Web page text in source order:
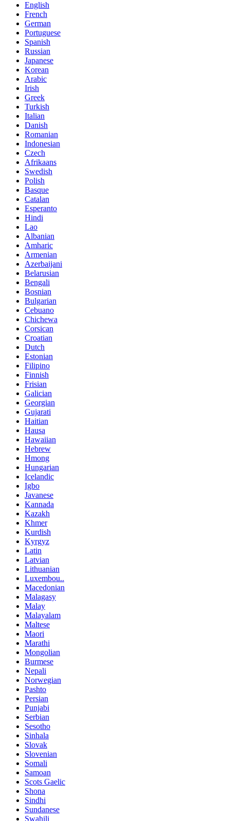
English
French
German
Portuguese
Spanish
Russian
Japanese
Korean
Arabic
Irish
Greek
Turkish
Italian
Danish
Romanian
Indonesian
Czech
Afrikaans
Swedish
Polish
Basque
Catalan
Esperanto
Hindi
Lao
Albanian
Amharic
Armenian
Azerbaijani
Belarusian
Bengali
Bosnian
Bulgarian
Cebuano
Chichewa
Corsican
Croatian
Dutch
Estonian
Filipino
Finnish
Frisian
Galician
Georgian
Gujarati
Haitian
Hausa
Hawaiian
Hebrew
Hmong
Hungarian
Icelandic
Igbo
Javanese
Kannada
Kazakh
Khmer
Kurdish
Kyrgyz
Latin
Latvian
Lithuanian
Luxembou..
Macedonian
Malagasy
Malay
Malayalam
Maltese
Maori
Marathi
Mongolian
Burmese
Nepali
Norwegian
Pashto
Persian
Punjabi
Serbian
Sesotho
Sinhala
Slovak
Slovenian
Somali
Samoan
Scots Gaelic
Shona
Sindhi
Sundanese
Swahili